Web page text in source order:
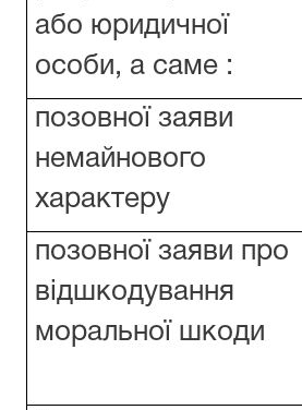
або юридичної
особи, а саме :
позовної заяви
немайнового
характеру
позовної заяви про
відшкодування
моральної шкоди